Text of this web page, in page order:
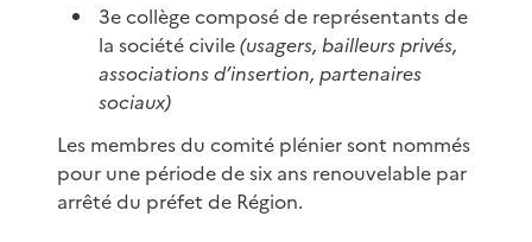
3e collège composé de représentants de
la société civile(usagers, bailleurs privés,
associations d’insertion, partenaires
sociaux)
Les membres du comité plénier sont nommés
pour une période de six ans renouvelable par
arrêté du préfet de Région.